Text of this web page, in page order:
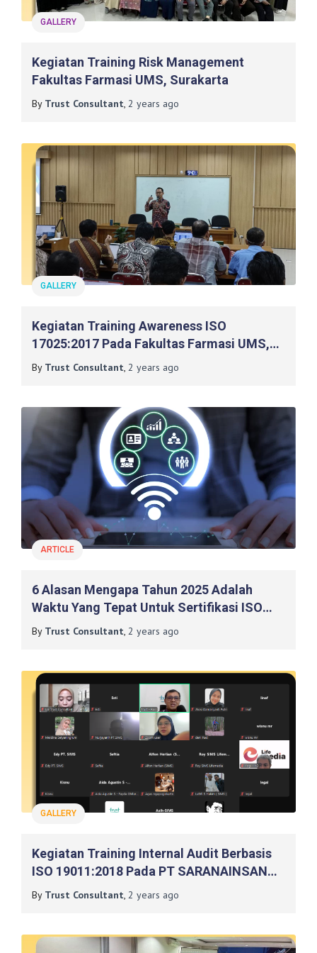
GALLERY
Kegiatan Training Risk Management
Fakultas Farmasi UMS, Surakarta
By Trust Consultant, 2 years ago
GALLERY
Kegiatan Training Awareness ISO
17025:2017 Pada Fakultas Farmasi UMS,
Surakarta
By Trust Consultant, 2 years ago
ARTICLE
6 Alasan Mengapa Tahun 2025 Adalah
Waktu Yang Tepat Untuk Sertifikasi ISO
27001
By Trust Consultant, 2 years ago
GALLERY
Kegiatan Training Internal Audit Berbasis
ISO 19011:2018 Pada PT SARANAINSAN
MUDASELARAS, Yogyakarta
By Trust Consultant, 2 years ago